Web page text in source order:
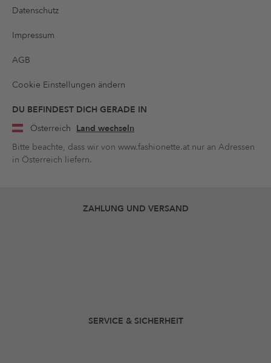
Datenschutz
Impressum
AGB
Cookie Einstellungen ändern
DU BEFINDEST DICH GERADE IN
Österreich Land wechseln
Bitte beachte, dass wir von www.fashionette.at nur an Adressen
in Österreich liefern.
ZAHLUNG UND VERSAND
SERVICE & SICHERHEIT